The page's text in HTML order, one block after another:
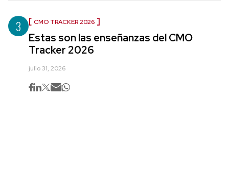
3 CMO TRACKER 2026
Estas son las enseñanzas del CMO
Tracker 2026
julio 31, 2026